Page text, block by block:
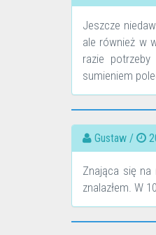
Jeszcze
ale również w
razie
sumieniem
Gustaw /
Znająca się na
znalazłem. W